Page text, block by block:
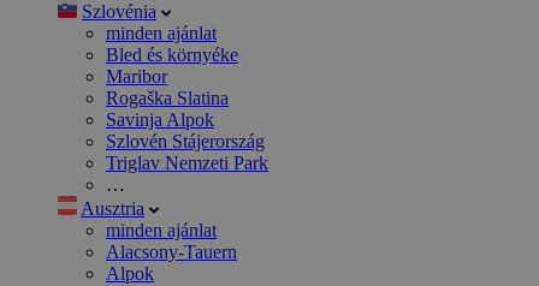
Szlovénia
minden ajánlat
Bled és környéke
Maribor
Rogaška Slatina
Savinja Alpok
Szlovén Stájerország
Triglav Nemzeti Park
…
Ausztria
minden ajánlat
Alacsony-Tauern
Alpok